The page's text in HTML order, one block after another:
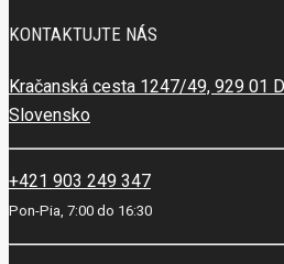
KONTAKTUJTE NÁS
Kračanská cesta 1247/49, 929 01
Slovensko
+421 903 249 347
Pon-Pia, 7:00 do 16:30